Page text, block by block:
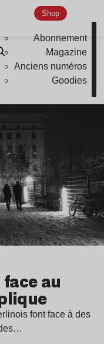
Shop
Abonnement
Magazine
Anciens numéros
Goodies
au
font face à des